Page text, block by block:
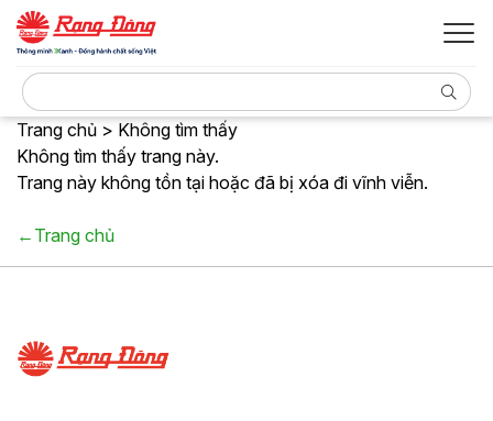
Trang chủ > Không tìm thấy
Không tìm thấy trang này.
Trang này không tồn tại hoặc đã bị xóa đi vĩnh viễn.
←Trang chủ